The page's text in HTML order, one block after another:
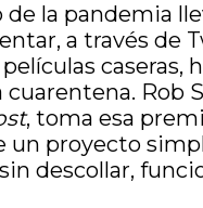
de la pandemia
a través de
caseras,
Rob
, toma esa
un proyecto
descollar,